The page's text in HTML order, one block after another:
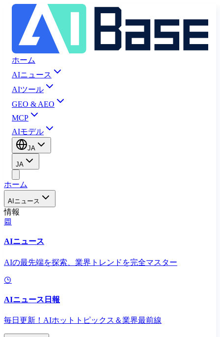
ホーム
AIニュース
AIツール
GEO & AEO
MCP
AIモデル
JA
JA
ホーム
AIニュース
情報
AIニュース
AIの最先端を探索、業界トレンドを完全マスター
AIニュース日報
毎日更新！AIホットトピックス＆業界最前線